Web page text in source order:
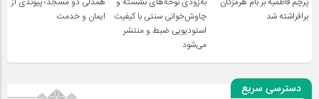
برافراشته شد
چاوش‌خوانی سنتی با کیفیت
استودیویی ضبط و منتشر
می‌شود
ایمان و خدمت
دسترسی سریع